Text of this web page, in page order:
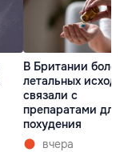
В Британии
летальных
связали с
препаратами для
похудения
вчера